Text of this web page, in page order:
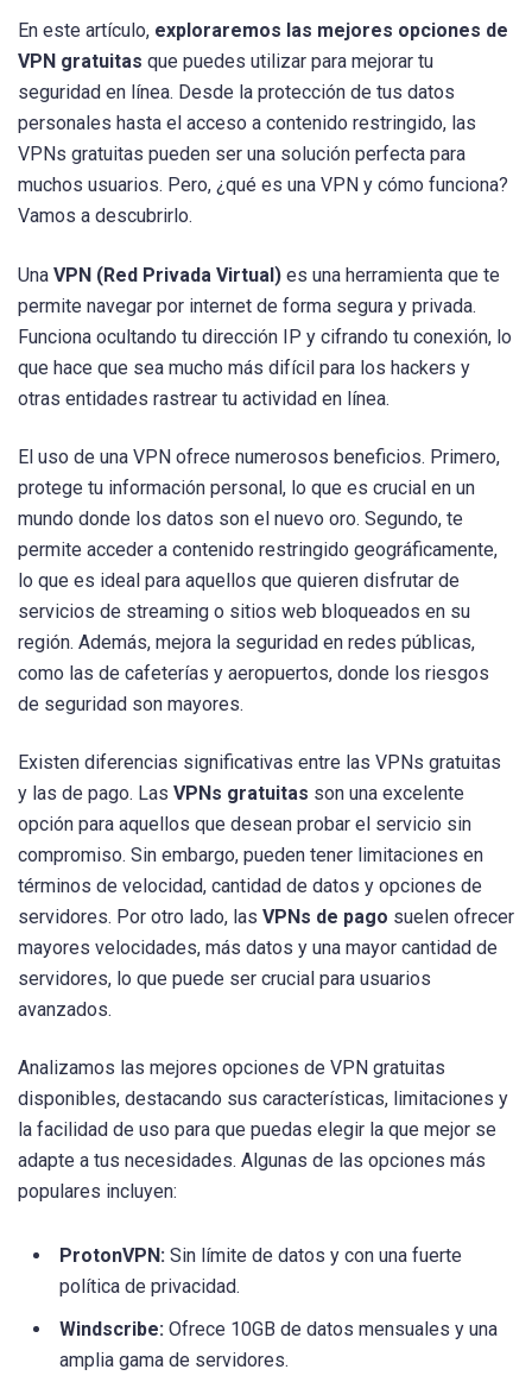
En este artículo, exploraremos las mejores opciones de
VPN gratuitas que puedes utilizar para mejorar tu
seguridad en línea. Desde la protección de tus datos
personales hasta el acceso a contenido restringido, las
VPNs gratuitas pueden ser una solución perfecta para
muchos usuarios. Pero, ¿qué es una VPN y cómo funciona?
Vamos a descubrirlo.
Una VPN (Red Privada Virtual) es una herramienta que te
permite navegar por internet de forma segura y privada.
Funciona ocultando tu dirección IP y cifrando tu conexión, lo
que hace que sea mucho más difícil para los hackers y
otras entidades rastrear tu actividad en línea.
El uso de una VPN ofrece numerosos beneficios. Primero,
protege tu información personal, lo que es crucial en un
mundo donde los datos son el nuevo oro. Segundo, te
permite acceder a contenido restringido geográficamente,
lo que es ideal para aquellos que quieren disfrutar de
servicios de streaming o sitios web bloqueados en su
región. Además, mejora la seguridad en redes públicas,
como las de cafeterías y aeropuertos, donde los riesgos
de seguridad son mayores.
Existen diferencias significativas entre las VPNs gratuitas
y las de pago. Las VPNs gratuitas son una excelente
opción para aquellos que desean probar el servicio sin
compromiso. Sin embargo, pueden tener limitaciones en
términos de velocidad, cantidad de datos y opciones de
servidores. Por otro lado, las VPNs de pago suelen ofrecer
mayores velocidades, más datos y una mayor cantidad de
servidores, lo que puede ser crucial para usuarios
avanzados.
Analizamos las mejores opciones de VPN gratuitas
disponibles, destacando sus características, limitaciones y
la facilidad de uso para que puedas elegir la que mejor se
adapte a tus necesidades. Algunas de las opciones más
populares incluyen:
ProtonVPN: Sin límite de datos y con una fuerte
política de privacidad.
Windscribe: Ofrece 10GB de datos mensuales y una
amplia gama de servidores.